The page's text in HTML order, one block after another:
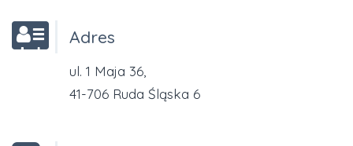
Adres
ul. 1 Maja 36,
41-706 Ruda Śląska 6